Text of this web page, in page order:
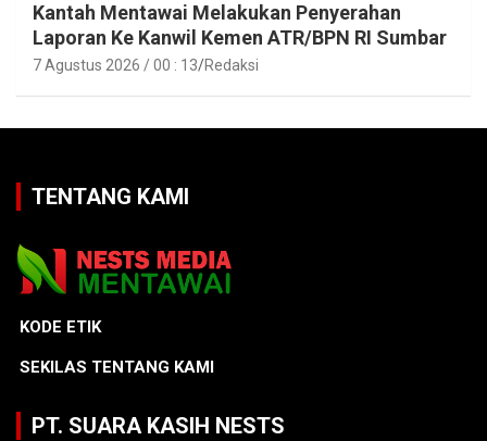
Kantah Mentawai Melakukan Penyerahan
Laporan Ke Kanwil Kemen ATR/BPN RI Sumbar
7 Agustus 2026 / 00 : 13 Redaksi
TENTANG KAMI
KODE ETIK
SEKILAS TENTANG KAMI
PT. SUARA KASIH NESTS